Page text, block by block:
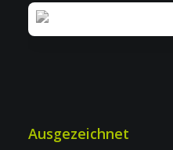
Ausgezeichnet